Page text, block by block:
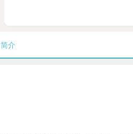
简介